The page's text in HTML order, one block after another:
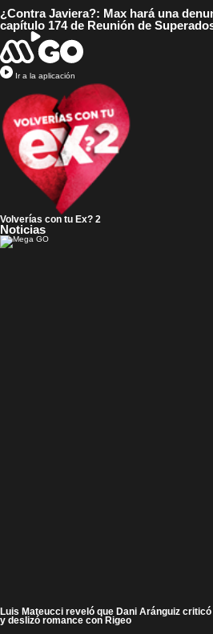
¿Contra Javiera?: Max hará una
capítulo 174 de Reunión de
Ir a la aplicación
Volverías con tu Ex? 2
Noticias
Luis Mateucci reveló que Dani Aránguiz
y deslizó romance con Rigeo